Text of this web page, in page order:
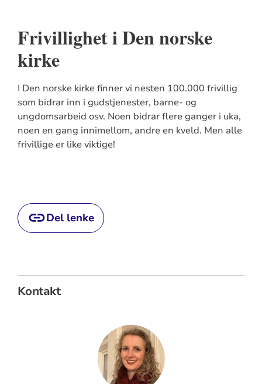
Frivillighet i Den norske
kirke
I Den norske kirke finner vi nesten 100.000 frivillig
som bidrar inn i gudstjenester, barne- og
ungdomsarbeid osv. Noen bidrar flere ganger i uka,
noen en gang innimellom, andre en kveld. Men alle
frivillige er like viktige!
Del lenke
Kontakt